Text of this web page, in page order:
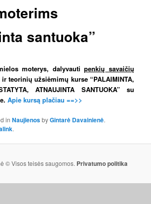
santuoka”
moterys, dalyvautipenkių savaičių
teorinių užsiėmimų kurse “PALAIMINTA,
ATNAUJINTA SANTUOKA” su
Apie kursą plačiau ==>>
inNaujienosbyGintarė Davainienė.
.
© Visos teisės saugomos. Privatumo politika